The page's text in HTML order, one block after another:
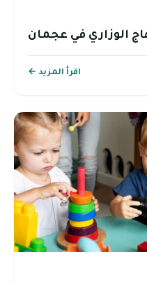
الوزاري في عجمان
اقرأ المزيد ←